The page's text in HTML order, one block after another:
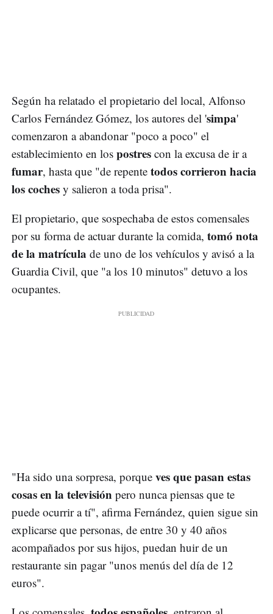
Según ha relatado el propietario del local, Alfonso
Carlos Fernández Gómez, los autores del 'simpa'
comenzaron a abandonar "poco a poco" el
establecimiento en los postres con la excusa de ir a
fumar, hasta que "de repente todos corrieron hacia
los coches y salieron a toda prisa".
El propietario, que sospechaba de estos comensales
por su forma de actuar durante la comida, tomó nota
de la matrícula de uno de los vehículos y avisó a la
Guardia Civil, que "a los 10 minutos" detuvo a los
ocupantes.
"Ha sido una sorpresa, porque ves que pasan estas
cosas en la televisión pero nunca piensas que te
puede ocurrir a tí", afirma Fernández, quien sigue sin
explicarse que personas, de entre 30 y 40 años
acompañados por sus hijos, puedan huir de un
restaurante sin pagar "unos menús del día de 12
euros".